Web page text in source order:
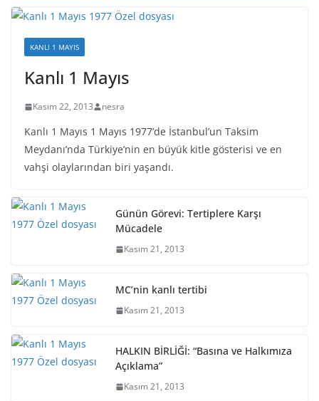
KANLI 1 MAYIS
Kanlı 1 Mayıs
Kasım 22, 2013 nesra
Kanlı 1 Mayıs 1 Mayıs 1977’de İstanbul’un Taksim
Meydanı’nda Türkiye’nin en büyük kitle gösterisi ve en
vahşi olaylarından biri yaşandı.
Günün Görevi: Tertiplere Karşı
Mücadele
Kasım 21, 2013
MC’nin kanlı tertibi
Kasım 21, 2013
HALKIN BİRLİĞİ: “Basına ve Halkımıza
Açıklama”
Kasım 21, 2013